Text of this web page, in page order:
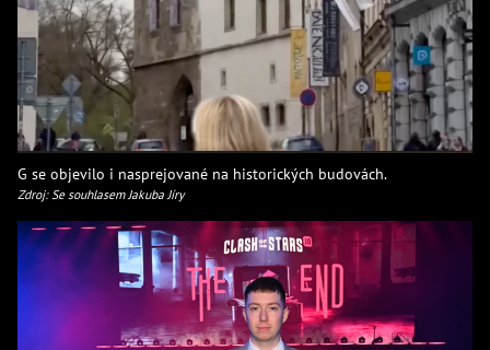
G se objevilo i nasprejované na historických budovách.
Zdroj: Se souhlasem Jakuba Jíry